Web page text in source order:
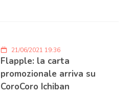
21/06/2021 19:36
Flapple: la carta
promozionale arriva su
CoroCoro Ichiban